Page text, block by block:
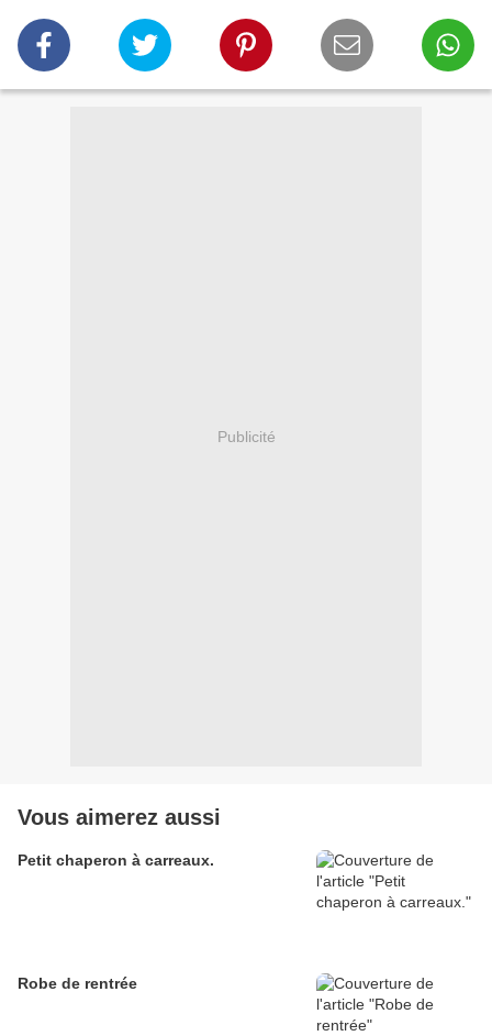
Publicité
Vous aimerez aussi
Petit chaperon à carreaux.
Robe de rentrée